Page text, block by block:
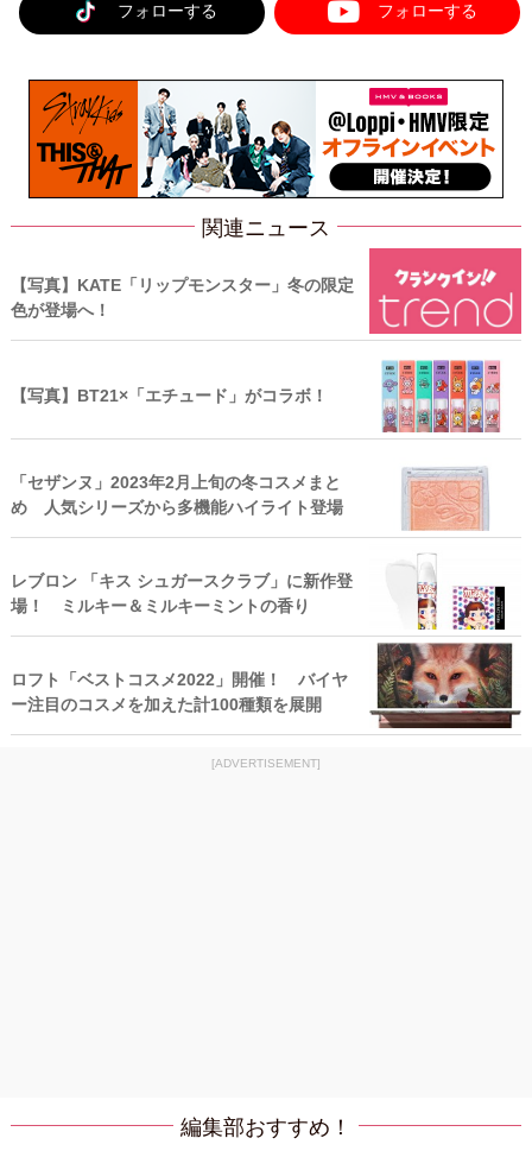
フォローする フォローする
関連ニュース
【写真】KATE「リップモンスター」冬の限定
色が登場へ！
【写真】BT21×「エチュード」がコラボ！
「セザンヌ」2023年2月上旬の冬コスメまと
め 人気シリーズから多機能ハイライト登場
レブロン 「キス シュガースクラブ」に新作登
場！ ミルキー＆ミルキーミントの香り
ロフト「ベストコスメ2022」開催！ バイヤ
ー注目のコスメを加えた計100種類を展開
[ADVERTISEMENT]
編集部おすすめ！